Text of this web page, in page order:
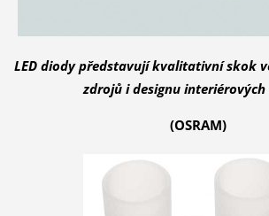
LED diody představují kvalitativní skok
zdrojů i designu
(OSRAM)